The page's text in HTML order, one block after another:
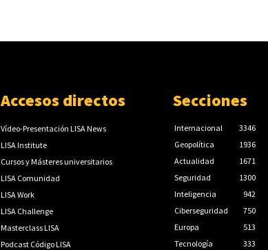
Accesos directos
Vídeo-Presentación LISA News
LISA Institute
Cursos y Másteres universitarios
LISA Comunidad
LISA Work
LISA Challenge
Masterclass LISA
Podcast Código LISA
Secciones
Internacional
3346
Geopolítica
1936
Actualidad
1671
Seguridad
1300
Inteligencia
942
Ciberseguridad
750
Europa
513
Tecnología
333